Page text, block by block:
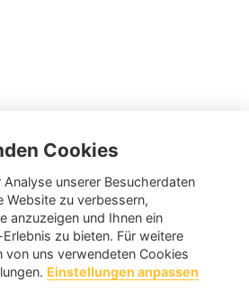
hilft Ihnen bei Fragen und
Cookies
unserer Besucherdaten
Website zu verbessern,
anzuzeigen und Ihnen ein
zu bieten. Für weitere
von uns verwendeten Cookies
Einstellungen anpassen